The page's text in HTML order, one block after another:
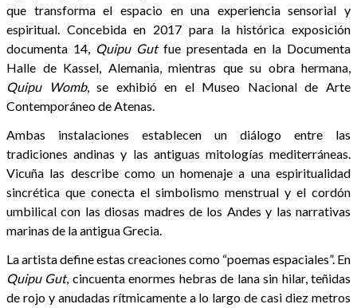
que transforma el espacio en una experiencia sensorial y
espiritual. Concebida en 2017 para la histórica exposición
documenta 14, Quipu Gutfue presentada en la Documenta
Halle de Kassel, Alemania, mientras que su obra hermana,
Quipu Womb, se exhibió en el Museo Nacional de Arte
Contemporáneo de Atenas.
Ambas instalaciones establecen un diálogo entre las
tradiciones andinas y las antiguas mitologías mediterráneas.
Vicuña las describe como un homenaje a una espiritualidad
sincrética que conecta el simbolismo menstrual y el cordón
umbilical con las diosas madres de los Andes y las narrativas
marinas de la antigua Grecia.
La artista define estas creaciones como “poemas espaciales”. En
Quipu Gut, cincuenta enormes hebras de lana sin hilar, teñidas
de rojo y anudadas rítmicamente a lo largo de casi diez metros